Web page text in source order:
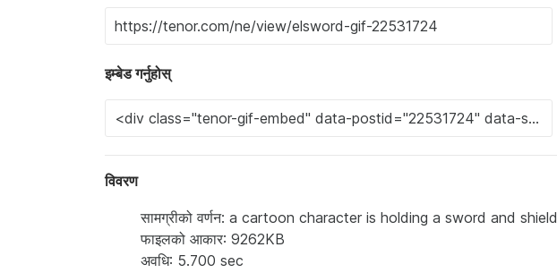
इम्बेड गर्नुहोस्
विवरण
सामग्रीको वर्णन: a cartoon character is holding a sword and shield
फाइलको आकार: 9262KB
अवधि: 5.700 sec